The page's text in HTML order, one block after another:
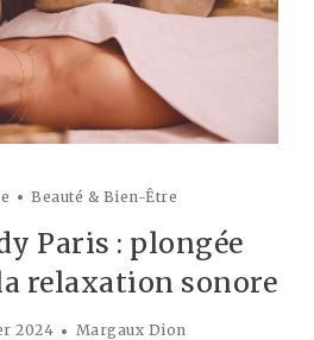
Beauté & Bien-Être
Paris : plongée
relaxation sonore
2024 Margaux Dion